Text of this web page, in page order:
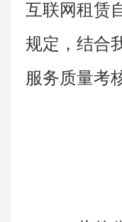
互联网租赁
规定，结合
服务质量考